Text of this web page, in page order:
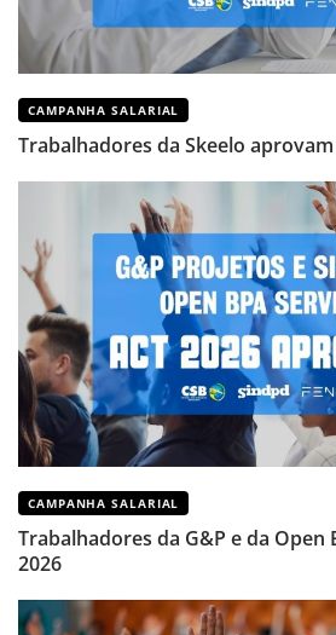
CAMPANHA SALARIAL
Trabalhadores da Skeelo aprovam
CAMPANHA SALARIAL
Trabalhadores da G&P e da Open
2026